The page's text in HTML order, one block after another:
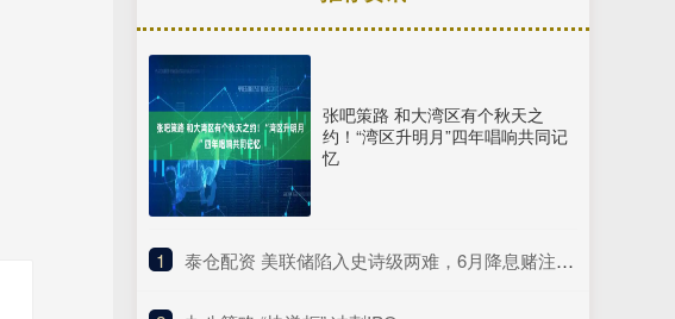
张吧策路 和大湾区有个秋天之
约！“湾区升明月”四年唱响共同记
忆
1 ​泰仓配资 美联储陷入史诗级两难，6月降息赌注激增背后暗藏杀机